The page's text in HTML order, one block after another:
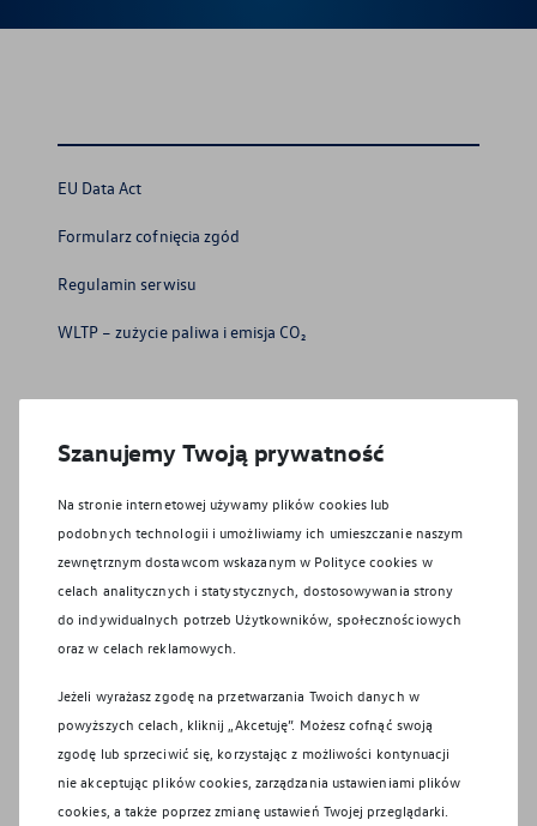
EU Data Act
Formularz cofnięcia zgód
Regulamin serwisu
WLTP – zużycie paliwa i emisja CO₂
Polityka plików cookie
Jak nas znaleźć?
Działy i pracownicy
Formularz kontaktowy
OtoMoto - samochody używane
OtoMoto - samochody osobowe
OtoMoto - samochody dostawcze
Szanujemy Twoją prywatność
Na stronie internetowej używamy plików cookies lub
podobnych technologii i umożliwiamy ich umieszczanie naszym
zewnętrznym dostawcom wskazanym w Polityce cookies w
celach analitycznych i statystycznych, dostosowywania strony
do indywidualnych potrzeb Użytkowników, społecznościowych
oraz w celach reklamowych.
Jeżeli wyrażasz zgodę na przetwarzania Twoich danych w
powyższych celach, kliknij „Akcetuję”. Możesz cofnąć swoją
zgodę lub sprzeciwić się, korzystając z możliwości kontynuacji
nie akceptując plików cookies, zarządzania ustawieniami plików
cookies, a także poprzez zmianę ustawień Twojej przeglądarki.